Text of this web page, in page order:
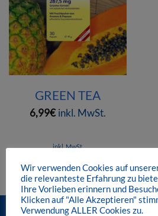
GREEN TEA
6,99€ inkl. MwSt.
inkl. MwSt.
Mit diesem Link können Sie die
Wir verwenden Cookies auf
die relevanteste Erfahrung zu
Ihre Vorlieben erinnern und
Klicken auf "Alle Akzeptieren"
Verwendung ALLER Cookies zu.